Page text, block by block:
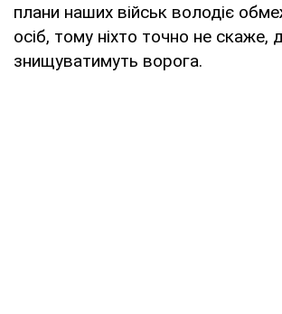
плани наших військ володіє
осіб, тому ніхто точно не скаже,
знищуватимуть ворога.